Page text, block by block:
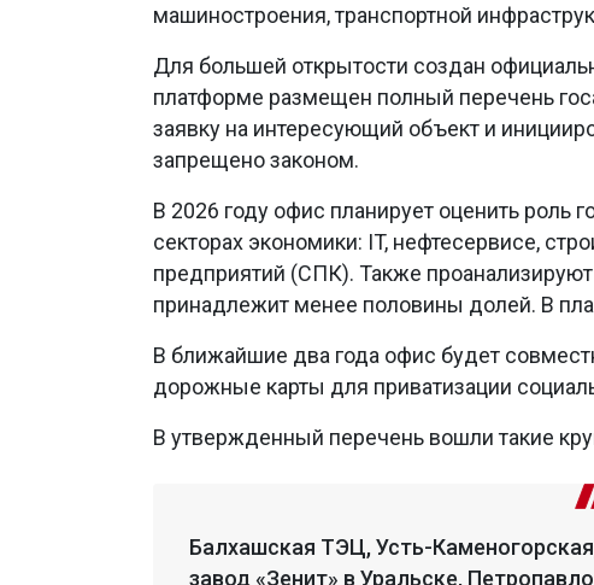
машиностроения, транспортной
Для большей открытости создан
платформе размещен полный перечень
заявку на интересующий объект и
запрещено законом.
В 2026 году офис планирует оценить роль
секторах экономики: IT, нефтесервисе,
предприятий (СПК). Также
принадлежит менее половины долей. В
В ближайшие два года офис будет
дорожные карты для приватизации
В утвержденный перечень вошли такие
Балхашская ТЭЦ, Усть-
завод «Зенит» в Уральске,